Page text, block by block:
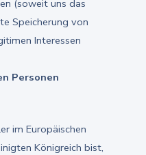
(soweit uns das
Speicherung von
Interessen
Personen
im Europäischen
Königreich bist,